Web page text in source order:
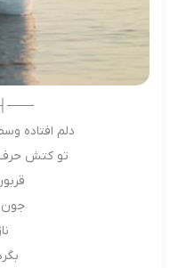
دلم
تو کتش